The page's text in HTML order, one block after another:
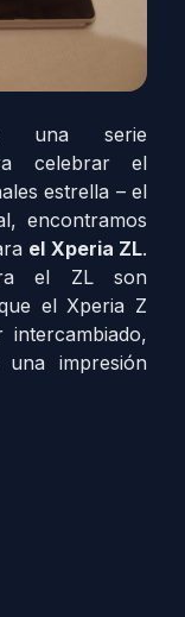
una serie
celebrar el
estrella – el
encontramos
el Xperia ZL.
el ZL son
el Xperia Z
impresión